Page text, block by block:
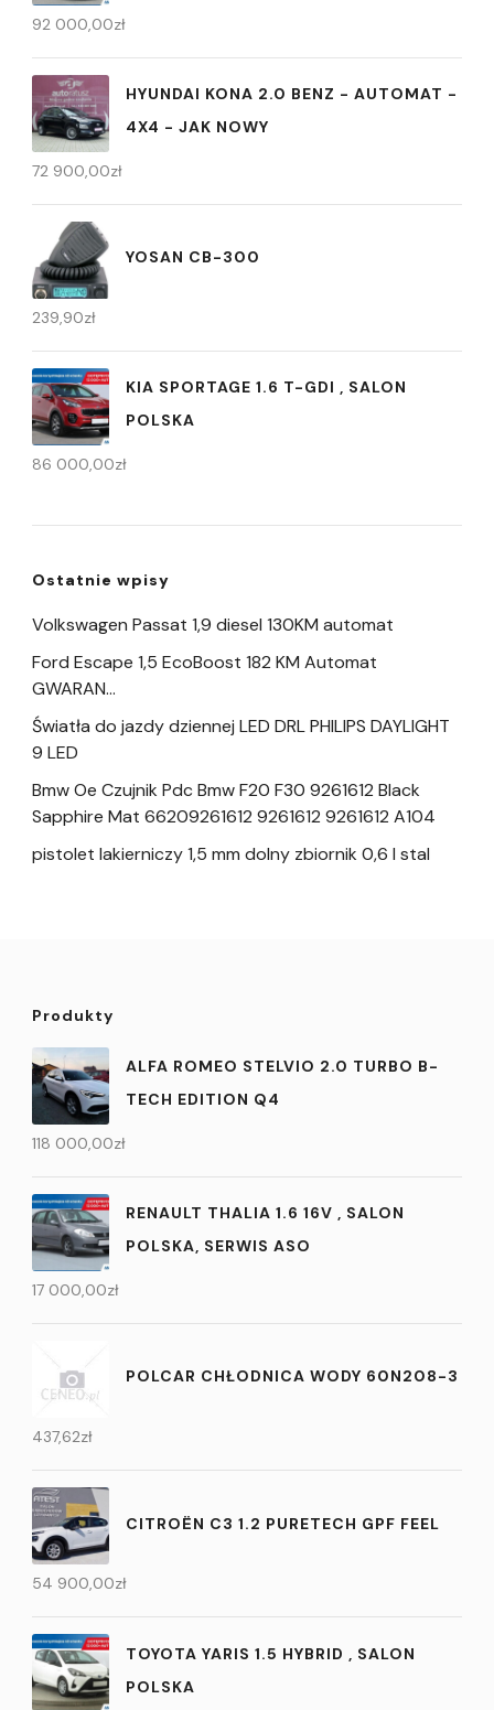
92 000,00zł
HYUNDAI KONA 2.0 BENZ - AUTOMAT -
4X4 - JAK NOWY
72 900,00zł
YOSAN CB-300
239,90zł
KIA SPORTAGE 1.6 T-GDI , SALON
POLSKA
86 000,00zł
Ostatnie wpisy
Volkswagen Passat 1,9 diesel 130KM automat
Ford Escape 1,5 EcoBoost 182 KM Automat
GWARAN…
Światła do jazdy dziennej LED DRL PHILIPS DAYLIGHT
9 LED
Bmw Oe Czujnik Pdc Bmw F20 F30 9261612 Black
Sapphire Mat 66209261612 9261612 9261612 A104
pistolet lakierniczy 1,5 mm dolny zbiornik 0,6 l stal
Produkty
ALFA ROMEO STELVIO 2.0 TURBO B-
TECH EDITION Q4
118 000,00zł
RENAULT THALIA 1.6 16V , SALON
POLSKA, SERWIS ASO
17 000,00zł
POLCAR CHŁODNICA WODY 60N208-3
437,62zł
CITROËN C3 1.2 PURETECH GPF FEEL
54 900,00zł
TOYOTA YARIS 1.5 HYBRID , SALON
POLSKA